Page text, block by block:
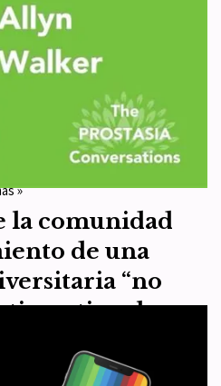
ventaja
hombres sobre
de 2021 Artículo 7
consulta, el COI ha anunciado un
y no discriminación por
»
la comunidad
de una
“no
la
de 2021 Artículo 9